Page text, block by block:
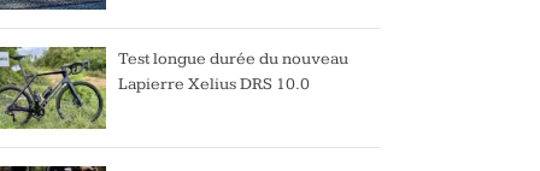
Test longue durée du nouveau
Lapierre Xelius DRS 10.0